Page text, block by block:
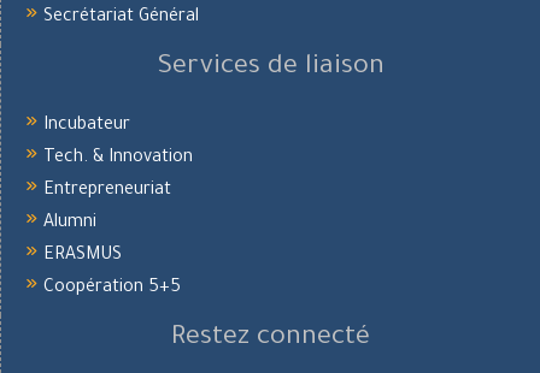
Secrétariat Général
Services de liaison
Incubateur
Tech. & Innovation
Entrepreneuriat
Alumni
ERASMUS
Coopération 5+5
Restez connecté